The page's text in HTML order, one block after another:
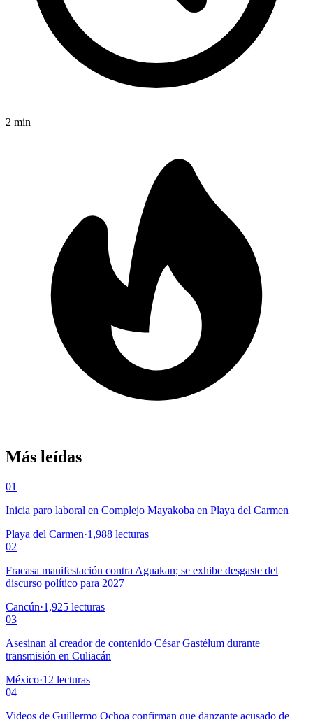
2 min
Más leídas
01
Inicia paro laboral en Complejo Mayakoba en Playa del Carmen
Playa del Carmen·1,988 lecturas
02
Fracasa manifestación contra Aguakan; se exhibe desgaste del
discurso político para 2027
Cancún·1,925 lecturas
03
Asesinan al creador de contenido César Gastélum durante
transmisión en Culiacán
México·12 lecturas
04
Videos de Guillermo Ochoa confirman que danzante acusado de